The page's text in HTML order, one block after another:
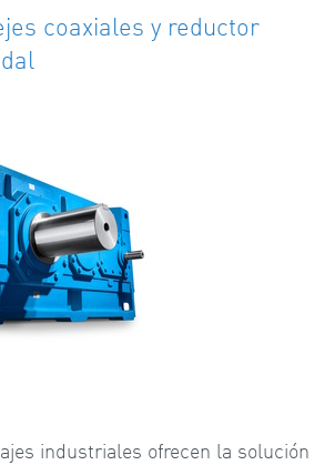
coaxiales y reductor
industriales ofrecen la solución